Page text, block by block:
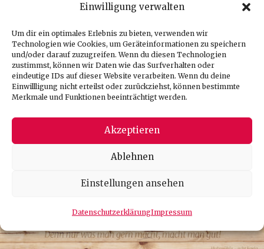
Einwilligung verwalten
Um dir ein optimales Erlebnis zu bieten, verwenden wir
Technologien wie Cookies, um Geräteinformationen zu speichern
und/oder darauf zuzugreifen. Wenn du diesen Technologien
zustimmst, können wir Daten wie das Surfverhalten oder
eindeutige IDs auf dieser Website verarbeiten. Wenn du deine
Einwillligung nicht erteilst oder zurückziehst, können bestimmte
Merkmale und Funktionen beeinträchtigt werden.
Akzeptieren
Ablehnen
Einstellungen ansehen
DatenschutzerklärungImpressum
natur (auch liebevoll Blumenkas
genannt, weil er immer mit Blumen
dekoriert ist)
erhielt die Salzburger Genusskrone
gibt es auch in den Sorten Chili oder
Kräuter
zurück zur Produktübersicht